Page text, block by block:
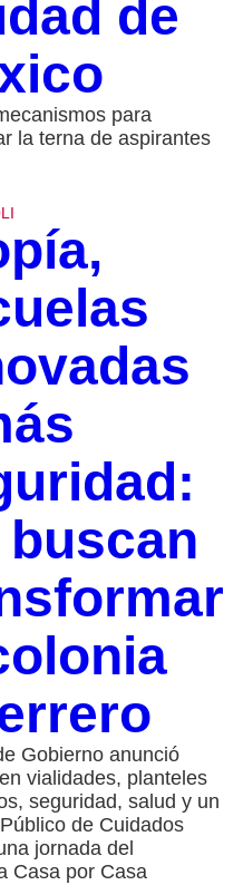
de
para
la terna de aspirantes
Gobierno anunció
vialidades, planteles
seguridad, salud y un
de Cuidados
jornada del
Casa por Casa